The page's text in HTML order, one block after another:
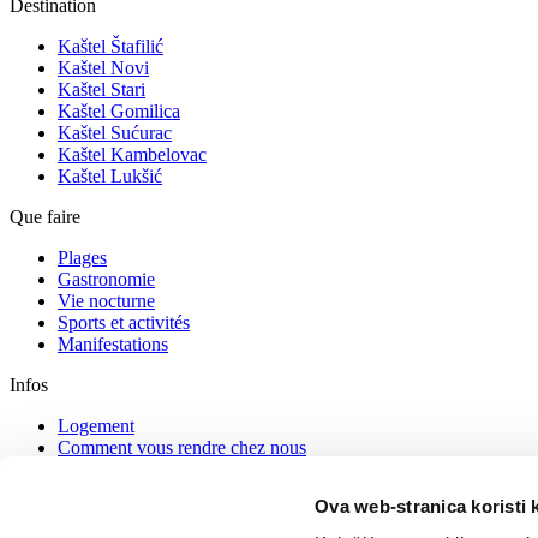
Ova web-stranica koristi
Destination
Kaštel Štafilić
Kaštel Novi
Kaštel Stari
Kaštel Gomilica
Kaštel Sućurac
Kaštel Kambelovac
Kaštel Lukšić
Que faire
Plages
Gastronomie
Vie nocturne
Sports et activités
Manifestations
Infos
Logement
Comment vous rendre chez nous